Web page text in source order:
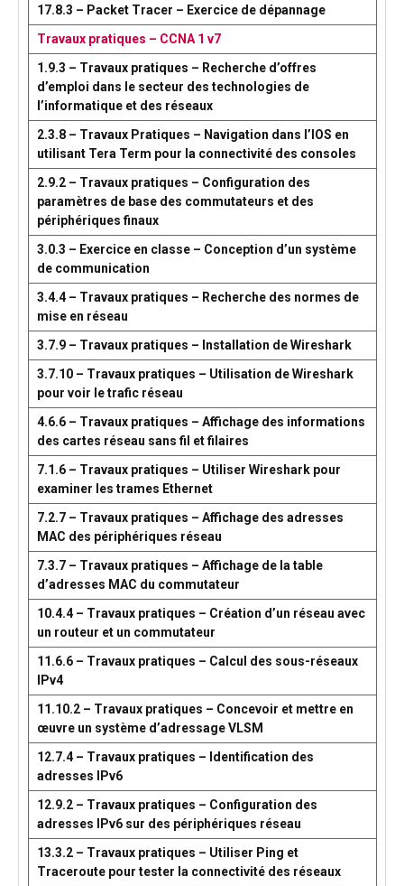
17.8.3 – Packet Tracer – Exercice de dépannage
Travaux pratiques – CCNA 1 v7
1.9.3 – Travaux pratiques – Recherche d’offres
d’emploi dans le secteur des technologies de
l’informatique et des réseaux
2.3.8 – Travaux Pratiques – Navigation dans l’IOS en
utilisant Tera Term pour la connectivité des consoles
2.9.2 – Travaux pratiques – Configuration des
paramètres de base des commutateurs et des
périphériques finaux
3.0.3 – Exercice en classe – Conception d’un système
de communication
3.4.4 – Travaux pratiques – Recherche des normes de
mise en réseau
3.7.9 – Travaux pratiques – Installation de Wireshark
3.7.10 – Travaux pratiques – Utilisation de Wireshark
pour voir le trafic réseau
4.6.6 – Travaux pratiques – Affichage des informations
des cartes réseau sans fil et filaires
7.1.6 – Travaux pratiques – Utiliser Wireshark pour
examiner les trames Ethernet
7.2.7 – Travaux pratiques – Affichage des adresses
MAC des périphériques réseau
7.3.7 – Travaux pratiques – Affichage de la table
d’adresses MAC du commutateur
10.4.4 – Travaux pratiques – Création d’un réseau avec
un routeur et un commutateur
11.6.6 – Travaux pratiques – Calcul des sous-réseaux
IPv4
11.10.2 – Travaux pratiques – Concevoir et mettre en
œuvre un système d’adressage VLSM
12.7.4 – Travaux pratiques – Identification des
adresses IPv6
12.9.2 – Travaux pratiques – Configuration des
adresses IPv6 sur des périphériques réseau
13.3.2 – Travaux pratiques – Utiliser Ping et
Traceroute pour tester la connectivité des réseaux